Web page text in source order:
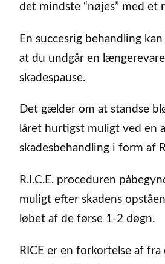
det mindste “nøjes” med et
En succesrig behandling
at du undgår en
skadespause.
Det gælder om at standse
låret hurtigst muligt ved en
skadesbehandling i form af
R.I.C.E. proceduren
muligt efter skadens
løbet af de førse 1-2 døgn.
RICE er en forkortelse af fra